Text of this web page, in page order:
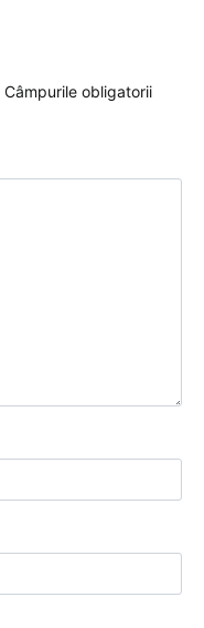
Câmpurile obligatorii